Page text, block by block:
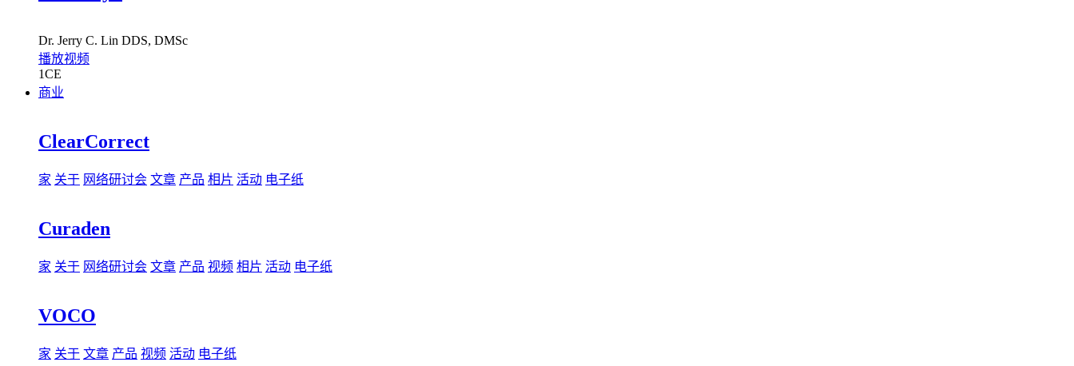
Dr. Jerry C. Lin DDS, DMSc
播放视频
1CE
商业
ClearCorrect
家 关于 网络研讨会 文章 产品 相片 活动 电子纸
Curaden
家 关于 网络研讨会 文章 产品 视频 相片 活动 电子纸
VOCO
家 关于 文章 产品 视频 活动 电子纸